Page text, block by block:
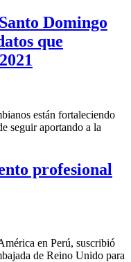
Domingo
que
están fortaleciendo
seguir aportando a la
profesional
en Perú, suscribió
de Reino Unido para